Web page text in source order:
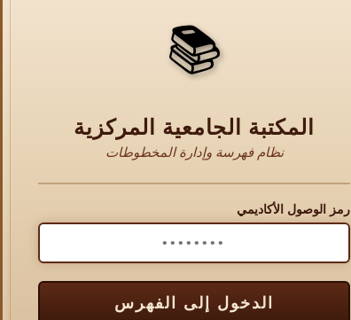
📚
المكتبة الجامعية المركزية
نظام فهرسة وإدارة المخطوطات
رمز الوصول الأكاديمي
الدخول إلى الفهرس